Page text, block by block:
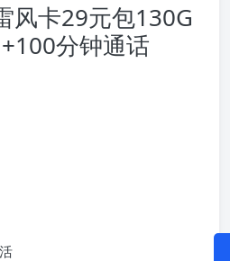
风卡29元包130G
分钟通话